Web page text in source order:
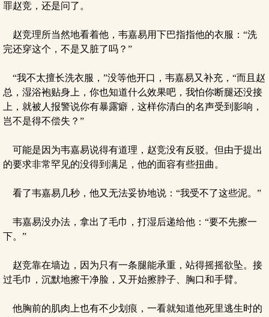
罪赵竞，还是问了。
赵竞理所当然地看着他，韦嘉易用下巴指指他的衣服：“洗
完还穿这个，不是又脏了吗？”
“我不太擅长洗衣服，”没等他开口，韦嘉易又补充，“而且赵
总，湿浴袍贴身上，你也知道什么效果吧，我怕你断腿还没接
上，就被人报警说你有暴露癖，这样你清白的名声受到影响，
岂不是得不偿失？”
可能是因为韦嘉易说得有道理，赵竞没有反驳。但由于提出
的要求非常罕见的没得到满足，他的面容有些扭曲。
看了韦嘉易几秒，他又无法妥协地说：“我受不了这些泥。”
韦嘉易没办法，拿出了毛巾，打湿后递给他：“要不先擦一
下。”
赵竞靠在墙边，因为只有一条腿能承重，站得摇摇欲坠。接
过毛巾，沉默地擦干净脸，又开始擦脖子、胸口和手臂。
他胸前的肌肉上也有不少划痕，一看就知道他死里逃生时的